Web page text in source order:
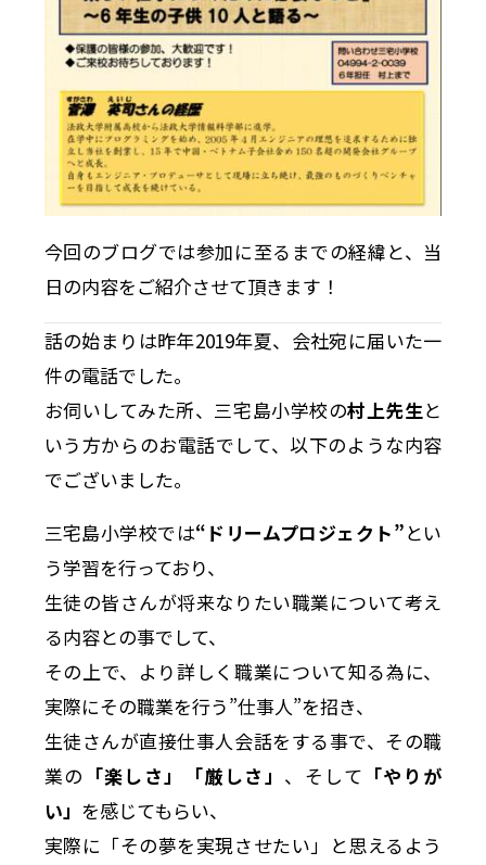
今回のブログでは参加に至るまでの経緯と、当
日の内容をご紹介させて頂きます！
話の始まりは昨年2019年夏、会社宛に届いた一
件の電話でした。
お伺いしてみた所、三宅島小学校の村上先生と
いう方からのお電話でして、以下のような内容
でございました。
三宅島小学校では“ドリームプロジェクト”とい
う学習を行っており、
生徒の皆さんが将来なりたい職業について考え
る内容との事でして、
その上で、より詳しく職業について知る為に、
実際にその職業を行う”仕事人”を招き、
生徒さんが直接仕事人会話をする事で、その職
業の 「楽しさ」「厳しさ」 、そして 「やりが
い」 を感じてもらい、
実際に「その夢を実現させたい」と思えるよう